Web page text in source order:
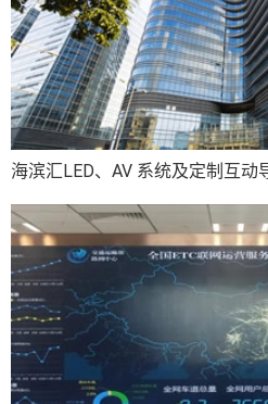
海滨汇LED、AV 系统及定制互动